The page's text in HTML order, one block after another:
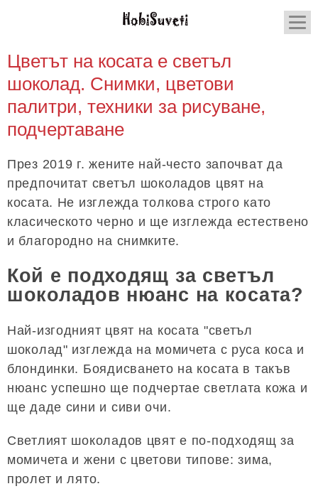
Цветът на косата е светъл
шоколад. Снимки, цветови
палитри, техники за рисуване,
подчертаване
През 2019 г. жените най-често започват да
предпочитат светъл шоколадов цвят на
косата. Не изглежда толкова строго като
класическото черно и ще изглежда естествено
и благородно на снимките.
Кой е подходящ за светъл
шоколадов нюанс на косата?
Най-изгодният цвят на косата "светъл
шоколад" изглежда на момичета с руса коса и
блондинки. Боядисването на косата в такъв
нюанс успешно ще подчертае светлата кожа и
ще даде сини и сиви очи.
Светлият шоколадов цвят е по-подходящ за
момичета и жени с цветови типове: зима,
пролет и лято.